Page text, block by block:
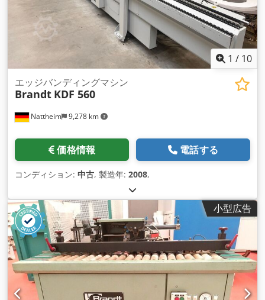
1 / 10
Nattheim 9,278 km
エッジバンディングマシン
Brandt KDF 560
価格情報 電話する
コンディション: 中古, 製造年: 2008,
小型広告